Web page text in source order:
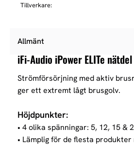
Tillverkare
Allmänt
iFi-Audio iPower ELITe nätdel
Strömförsörjning med aktiv
ger ett extremt lågt brusgolv.
Höjdpunkter:
• 4 olika spänningar: 5, 12, 15 &
• Lämplig för de flesta produkter